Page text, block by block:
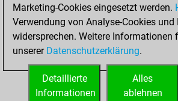
Freitag, Januar
22, 2016
You created
your Play account
Marketing-Cookies eingesetzt werden.
Verwendung von Analyse-Cookies
widersprechen. Weitere Informationen
unserer Datenschutzerklärung.
Alles
ablehnen
Detaillierte
Informationen